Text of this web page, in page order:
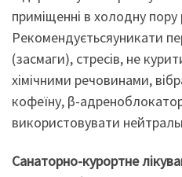
приміщенні в холодну пору
Рекомендуєтьсяуникати
(засмаги), стресів, не
хімічними речовинами,
кофеїну, β-
використовувати
Санаторно-курортне